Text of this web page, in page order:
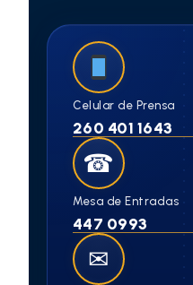
Celular de Prensa
260 401 1643
☎
Mesa de Entradas
447 0993
✉